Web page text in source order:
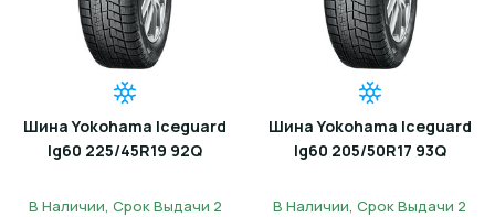
Шина Yokohama Iceguard
Ig60 225/45R19 92Q
В Наличии, Срок Выдачи 2
Шина Yokohama Iceguard
Ig60 205/50R17 93Q
В Наличии, Срок Выдачи 2